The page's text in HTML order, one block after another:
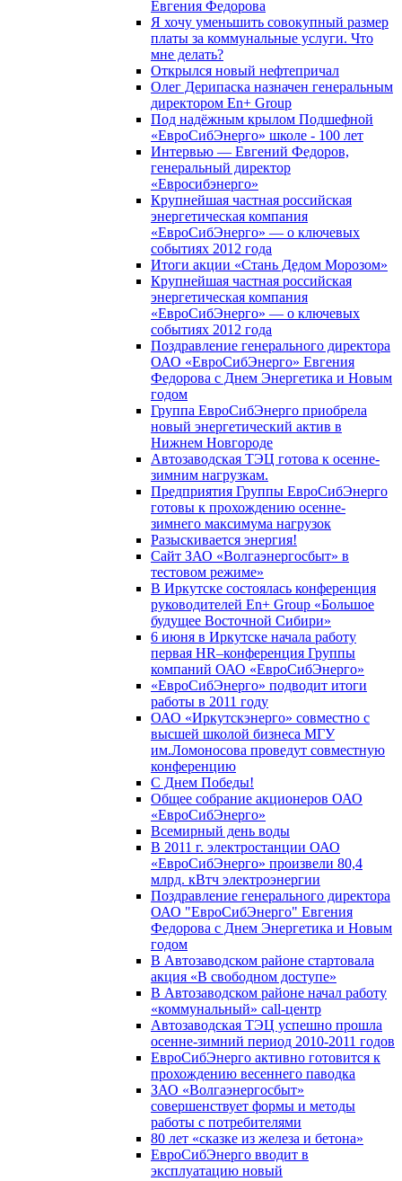
Евгения Федорова
Я хочу уменьшить совокупный размер
платы за коммунальные услуги. Что
мне делать?
Открылся новый нефтепричал
Олег Дерипаска назначен генеральным
директором En+ Group
Под надёжным крылом Подшефной
«ЕвроСибЭнерго» школе - 100 лет
Интервью — Евгений Федоров,
генеральный директор
«Евросибэнерго»
Крупнейшая частная российская
энергетическая компания
«ЕвроСибЭнерго» — о ключевых
событиях 2012 года
Итоги акции «Стань Дедом Морозом»
Крупнейшая частная российская
энергетическая компания
«ЕвроСибЭнерго» — о ключевых
событиях 2012 года
Поздравление генерального директора
ОАО «ЕвроСибЭнерго» Евгения
Федорова с Днем Энергетика и Новым
годом
Группа ЕвроСибЭнерго приобрела
новый энергетический актив в
Нижнем Новгороде
Автозаводская ТЭЦ готова к осенне-
зимним нагрузкам.
Предприятия Группы ЕвроСибЭнерго
готовы к прохождению осенне-
зимнего максимума нагрузок
Разыскивается энергия!
Сайт ЗАО «Волгаэнергосбыт» в
тестовом режиме»
В Иркутске состоялась конференция
руководителей En+ Group «Большое
будущее Восточной Сибири»
6 июня в Иркутске начала работу
первая HR–конференция Группы
компаний ОАО «ЕвроСибЭнерго»
«ЕвроСибЭнерго» подводит итоги
работы в 2011 году
ОАО «Иркутскэнерго» совместно с
высшей школой бизнеса МГУ
им.Ломоносова проведут совместную
конференцию
С Днем Победы!
Общее собрание акционеров ОАО
«ЕвроСибЭнерго»
Всемирный день воды
В 2011 г. электростанции ОАО
«ЕвроСибЭнерго» произвели 80,4
млрд. кВтч электроэнергии
Поздравление генерального директора
ОАО "ЕвроСибЭнерго" Евгения
Федорова с Днем Энергетика и Новым
годом
В Автозаводском районе стартовала
акция «В свободном доступе»
В Автозаводском районе начал работу
«коммунальный» call-центр
Автозаводская ТЭЦ успешно прошла
осенне-зимний период 2010-2011 годов
ЕвроСибЭнерго активно готовится к
прохождению весеннего паводка
ЗАО «Волгаэнергосбыт»
совершенствует формы и методы
работы с потребителями
80 лет «сказке из железа и бетона»
ЕвроСибЭнерго вводит в
эксплуатацию новый